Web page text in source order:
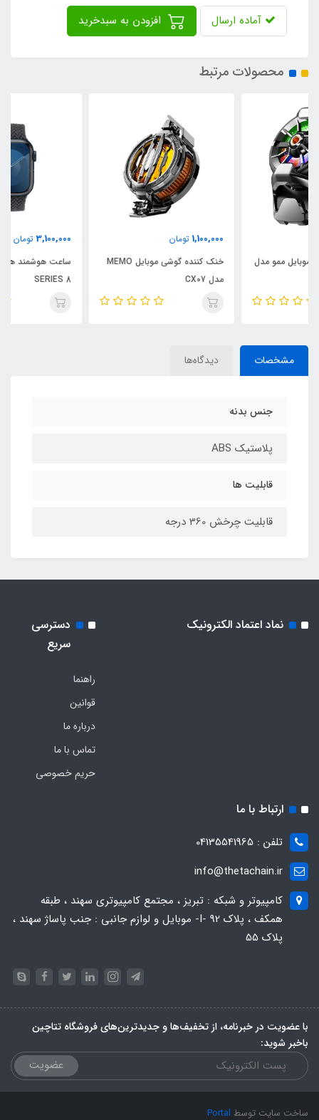
آماده ارسال
محصولات مرتبط
خنک کننده گوشی موبایل MEMO
ساعت هوشمند هیسکا مدل
مشخصات دیدگاه‌ها
جنس بدنه
پلاستیک ABS
قابلیت ها
قابلیت چرخش 360 درجه
نماد اعتماد الکترونیک
دسترسی
سریع
راهنما
قوانین
درباره ما
تماس با ما
حریم خصوصی
ارتباط با ما
تلفن : 04135541965
info@thetachain.ir
کامپیوتر و شبکه : تبریز ، مجتمع کامپیوتری سهند ، طبقه
همکف ، پلاک 92 -I- موبایل و لوازم جانبی : جنب پاساژ سهند ،
پلاک 55
با عضویت در خبرنامه، از تخفیف‌ها و جدیدترین‌های فروشگاه تتاچین
باخبر شوید:
عضویت
ساخت سایت توسط Portal